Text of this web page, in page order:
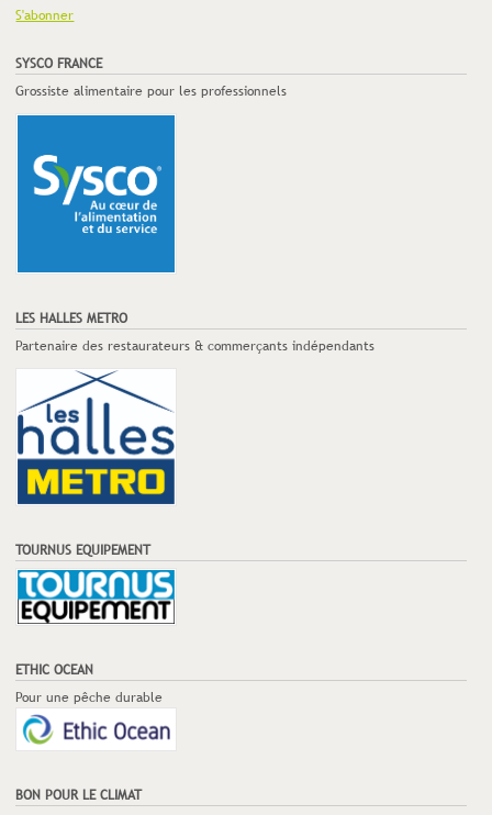
S'abonner
SYSCO FRANCE
Grossiste alimentaire pour les professionnels
LES HALLES METRO
Partenaire des restaurateurs & commerçants indépendants
TOURNUS EQUIPEMENT
ETHIC OCEAN
Pour une pêche durable
BON POUR LE CLIMAT